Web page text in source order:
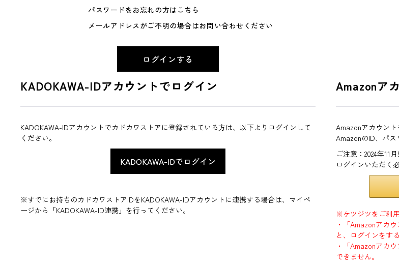
パスワードをお忘れの方はこちら
メールアドレスがご不明の場合はお問い合わせください
KADOKAWA-IDアカウントでログイン
KADOKAWA-IDアカウントでカドカワストアに登録されている方は、以下よりログインして
ください。
※すでにお持ちのカドカワストアIDをKADOKAWA-IDアカウントに連携する場合は、マイペ
ージから「KADOKAWA-ID連携」を行ってください。
Amazonア
Amazonアカウント
AmazonのID、パス
ご注意：2024年11
ログインいただく
※ケツジツをご利
・「Amazonアカ
と、ログインをす
・「Amazonアカ
できません。